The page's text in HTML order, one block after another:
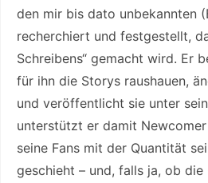
den mir bis dato unbekannten
recherchiert und festgestellt,
Schreibens“ gemacht wird. Er
für ihn die Storys raushauen,
und veröffentlicht sie unter
unterstützt er damit
seine Fans mit der Quantität
geschieht – und, falls ja, ob